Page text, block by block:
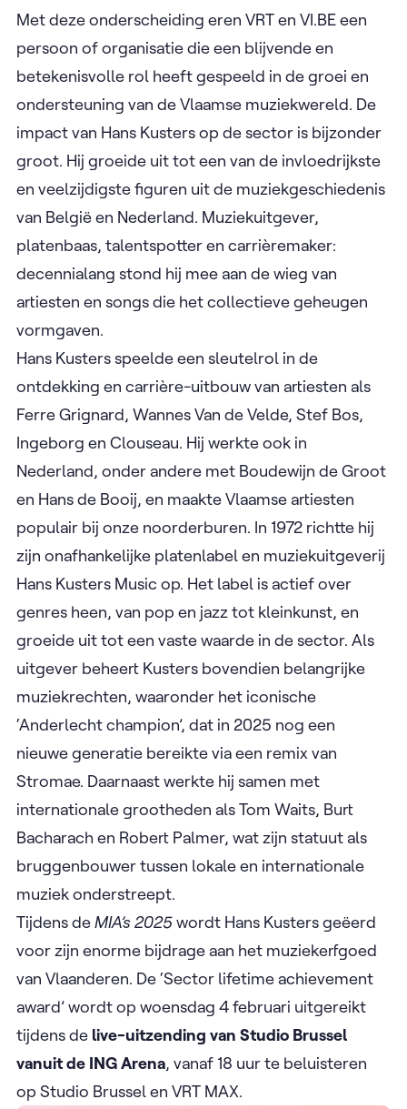
Met deze onderscheiding eren VRT en VI.BE een
persoon of organisatie die een blijvende en
betekenisvolle rol heeft gespeeld in de groei en
ondersteuning van de Vlaamse muziekwereld. De
impact van Hans Kusters op de sector is bijzonder
groot. Hij groeide uit tot een van de invloedrijkste
en veelzijdigste figuren uit de muziekgeschiedenis
van België en Nederland. Muziekuitgever,
platenbaas, talentspotter en carrièremaker:
decennialang stond hij mee aan de wieg van
artiesten en songs die het collectieve geheugen
vormgaven.
Hans Kusters speelde een sleutelrol in de
ontdekking en carrière-uitbouw van artiesten als
Ferre Grignard, Wannes Van de Velde, Stef Bos,
Ingeborg en Clouseau. Hij werkte ook in
Nederland, onder andere met Boudewijn de Groot
en Hans de Booij, en maakte Vlaamse artiesten
populair bij onze noorderburen. In 1972 richtte hij
zijn onafhankelijke platenlabel en muziekuitgeverij
Hans Kusters Music op. Het label is actief over
genres heen, van pop en jazz tot kleinkunst, en
groeide uit tot een vaste waarde in de sector. Als
uitgever beheert Kusters bovendien belangrijke
muziekrechten, waaronder het iconische
‘Anderlecht champion’, dat in 2025 nog een
nieuwe generatie bereikte via een remix van
Stromae. Daarnaast werkte hij samen met
internationale grootheden als Tom Waits, Burt
Bacharach en Robert Palmer, wat zijn statuut als
bruggenbouwer tussen lokale en internationale
muziek onderstreept.
Tijdens deMIA’s 2025wordt Hans Kusters geëerd
voor zijn enorme bijdrage aan het muziekerfgoed
van Vlaanderen. De ‘Sector lifetime achievement
award’ wordt op woensdag 4 februari uitgereikt
tijdens de live-uitzending van Studio Brussel
vanuit de ING Arena, vanaf 18 uur te beluisteren
op Studio Brussel en VRT MAX.